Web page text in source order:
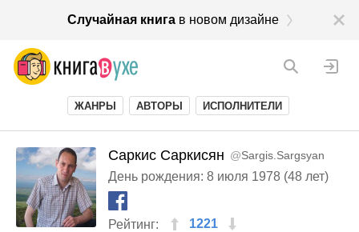
Случайная книгав новом дизайне
ЖАНРЫ АВТОРЫ ИСПОЛНИТЕЛИ
Саркис Саркисян @Sargis.Sargsyan
День рождения: 8 июля 1978 (48 лет)
Рейтинг: 1221